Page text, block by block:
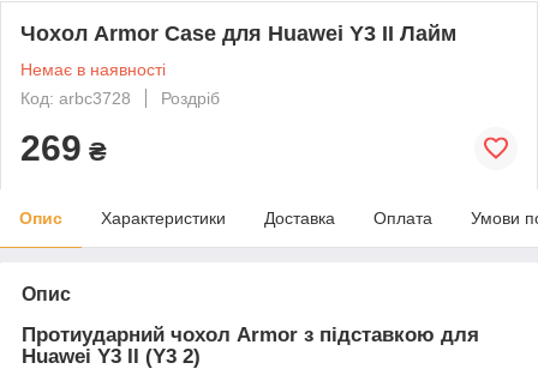
Чохол Armor Case для Huawei Y3 II Лайм
Немає в наявності
Код: arbc3728
Роздріб
269 ₴
Опис Характеристики Доставка Оплата Умови
Опис
Протиударний чохол Armor з підставкою для
Huawei Y3 II (Y3 2)